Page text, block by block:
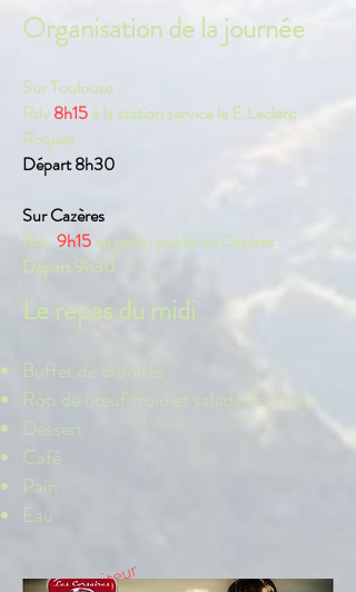
Organisation de la journée
Sur Toulouse
Rdv8h15à la station service le E.Leclerc
Roques
Départ 8h30
Sur Cazères
Rdv 9h15au jardin public de Cazères
Départ 9h30
Le repas du midi
Buffet de crudités
Rôti de bœuf froid et salade de pates
Dessert
Café
Pain
Eau